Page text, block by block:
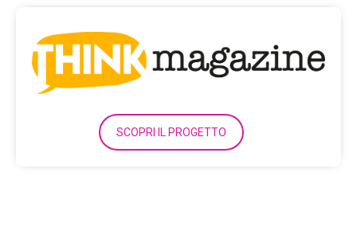
SCOPRI IL PROGETTO